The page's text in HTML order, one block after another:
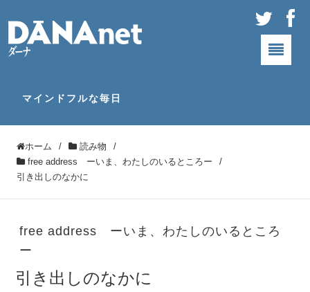
マインドフルな毎日
ホーム / 読み物
/
free address ーいま、わたしのいるところー
/
引き出しのなかに
free address ーいま、わたしのいるところ
ー
引き出しのなかに